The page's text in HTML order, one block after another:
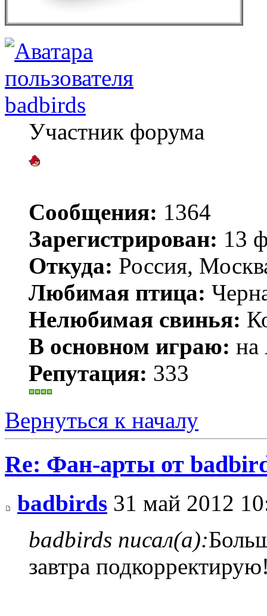
badbirds
Участник форума
Сообщения: 1364
Зарегистрирован: 13
Откуда: Россия,
Любимая птица:
Нелюбимая свинья:
В основном играю: на
Репутация: 333
Вернуться к началу
Re: Фан-арты от
badbirds 31 май 2012
badbirds писал(а):
завтра